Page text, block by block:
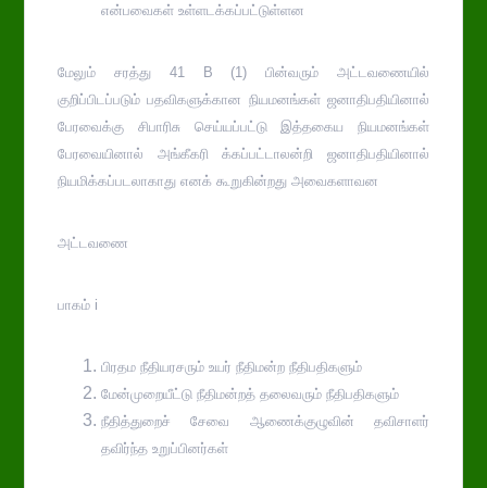
என்பவைகள் உள்ளடக்கப்பட்டுள்ளன
மேலும் சரத்து 41 B (1) பின்வரும் அட்டவணையில்
குறிப்பிடப்படும் பதவிகளுக்கான நியமனங்கள் ஜனாதிபதியினால்
பேரவைக்கு சிபாரிசு செய்யப்பட்டு இத்தகைய நியமனங்கள்
பேரவையினால் அங்கீகரி க்கப்பட்டாலன்றி ஜனாதிபதியினால்
நியமிக்கப்படலாகாது எனக் கூறுகின்றது அவைகளாவன
அட்டவணை
பாகம் i
பிரதம நீதியரசரும் உயர் நீதிமன்ற நீதிபதிகளும்
மேன்முறையீட்டு நீதிமன்றத் தலைவரும் நீதிபதிகளும்
நீதித்துறைச் சேவை ஆணைக்குழுவின் தவிசாளர்
தவிர்ந்த உறுப்பினர்கள்